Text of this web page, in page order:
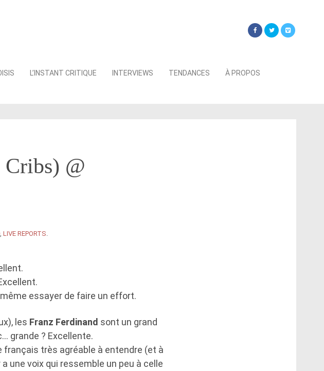
L’INSTANT CRITIQUE INTERVIEWS TENDANCES À PROPOS
@
LIVE REPORTS
essayer de faire un effort.
les Franz Ferdinand sont un grand
grande ? Excellente.
français très agréable à entendre (et à
une voix qui ressemble un peu à celle